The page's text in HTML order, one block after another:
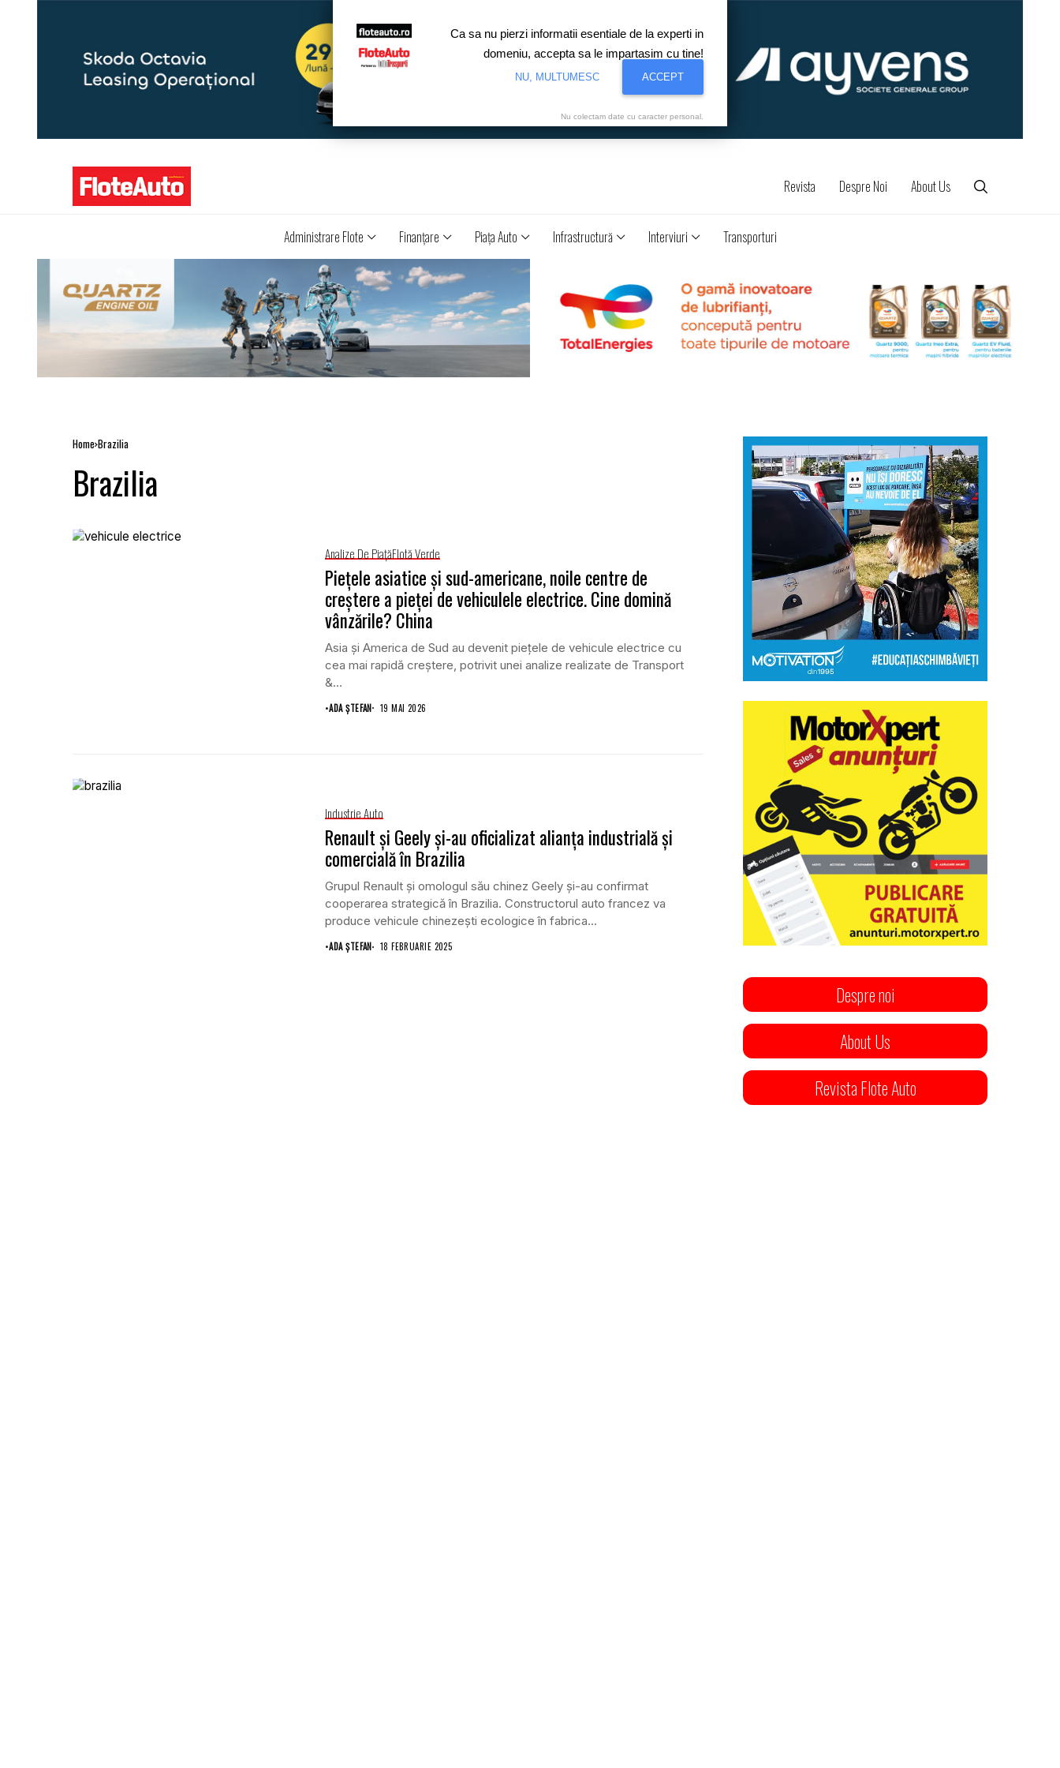
Revista Despre Noi About Us
Administrare Flote Finanţare Piaţa Auto Infrastructură Interviuri Transporturi
Home Brazilia
Brazilia
Analize De PiațăFlotă Verde
Piețele asiatice și sud-americane, noile centre de
creștere a pieței de vehiculele electrice. Cine domină
vânzările? China
Asia și America de Sud au devenit piețele de vehicule electrice cu
cea mai rapidă creștere, potrivit unei analize realizate de Transport
&...
•ADA ȘTEFAN 19 MAI 2026
Industrie Auto
Renault și Geely și-au oficializat alianța industrială și
comercială în Brazilia
Grupul Renault și omologul său chinez Geely și-au confirmat
cooperarea strategică în Brazilia. Constructorul auto francez va
produce vehicule chinezești ecologice în fabrica...
•ADA ȘTEFAN 18 FEBRUARIE 2025
Despre noi
About Us
Revista Flote Auto
Ca sa nu pierzi informatii esentiale de la experti in
domeniu, accepta sa le impartasim cu tine!
NU, MULTUMESC ACCEPT
Nu colectam date cu caracter personal.